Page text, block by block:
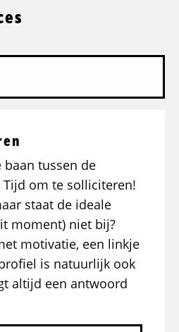
baan tussen de
Tijd om te solliciteren!
staat de ideale
moment) niet bij?
motivatie, een linkje
is natuurlijk ook
altijd een antwoord